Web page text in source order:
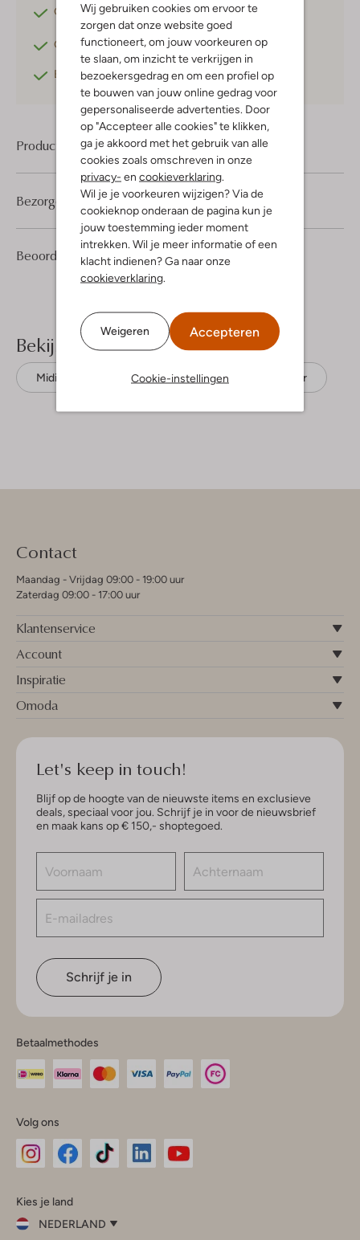
Wij gebruiken cookies om ervoor te
zorgen dat onze website goed
functioneert, om jouw voorkeuren op
te slaan, om inzicht te verkrijgen in
bezoekersgedrag en om een profiel op
te bouwen van jouw online gedrag voor
gepersonaliseerde advertenties. Door
op "Accepteer alle cookies" te klikken,
ga je akkoord met het gebruik van alle
cookies zoals omschreven in onze
privacy- en cookieverklaring
Wil je je voorkeuren wijzigen? Via de
cookieknop onderaan de pagina kun je
jouw toestemming ieder moment
intrekken. Wil je meer informatie of een
klacht indienen? Ga naar onze
cookieverklaring
Weigeren Accepteren
Cookie-instellingen
Gratis verzendingvanaf €75,-
Gratis retournerenbinnen 30 dagen*
Betaal achterafmet Klarna
Product informatie
Beoordelingen (3) 2
3
2
Sterren
Bezorgen & retourneren
Bekijk meer
Midi jurken Another Label Polyester
Contact
Maandag - Vrijdag 09:00 - 19:00 uur
Zaterdag 09:00 - 17:00 uur
Klantenservice
Account
Inspiratie
Omoda
Let's keep in touch!
Blijf op de hoogte van de nieuwste items en exclusieve
deals, speciaal voor jou. Schrijf je in voor de nieuwsbrief
en maak kans op € 150,- shoptegoed.
Schrijf je in
Betaalmethodes
Volg ons
InstagramFacebook
Kies je land
NEDERLAND